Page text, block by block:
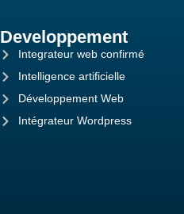
Developpement
Integrateur web confirmé
Intelligence artificielle
Développement Web
Intégrateur Wordpress